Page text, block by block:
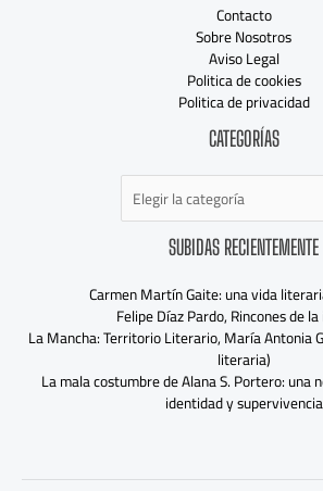
Contacto
Sobre Nosotros
Aviso Legal
Politica de cookies
Politica de privacidad
CATEGORÍAS
SUBIDAS RECIENTEMENTE
Carmen Martín Gaite: una vida
Felipe Díaz Pardo, Rincones de
La Mancha: Territorio Literario, María Antonia
literaria)
La mala costumbre de Alana S. Portero: una
identidad y supervivencia